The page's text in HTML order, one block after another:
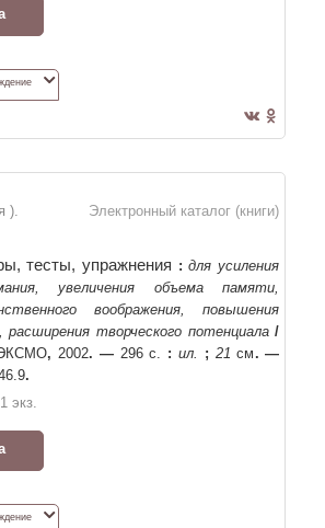
Электронный каталог (книги)
).
тесты, упражнения : для усиления
увеличения объема памяти,
воображения, повышения
творческого потенциала /
, 2002. —296 с. : ил. ; 21 см. —
.
1 экз.